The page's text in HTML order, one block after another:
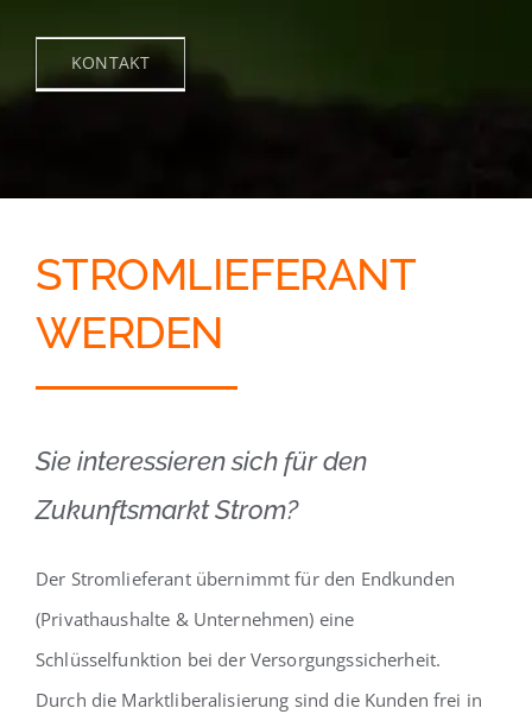
KONTAKT
STROMLIEFERANT
WERDEN
Sie interessieren sich für den
Zukunftsmarkt Strom?
Der Stromlieferant übernimmt für den Endkunden
(Privathaushalte & Unternehmen) eine
Schlüsselfunktion bei der Versorgungssicherheit.
Durch die Marktliberalisierung sind die Kunden frei in